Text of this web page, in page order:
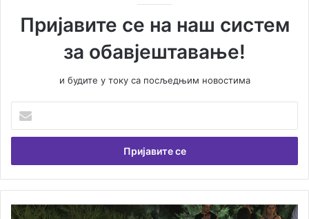
Пријавите се на наш систем
за обавјештавање!
и будите у току са посљедњим новостима
Вашу
емаил
НОВИНАРСКО